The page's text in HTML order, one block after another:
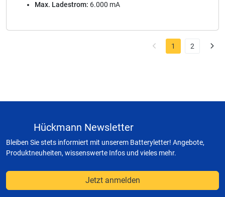
Max. Ladestrom: 6.000 mA
1 2
Hückmann Newsletter
Bleiben Sie stets informiert mit unserem Batteryletter! Angebote,
Produktneuheiten, wissenswerte Infos und vieles mehr.
Jetzt anmelden